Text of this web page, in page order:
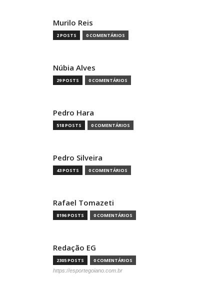
Murilo Reis
2 POSTS 0 COMENTÁRIOS
Núbia Alves
29 POSTS 0 COMENTÁRIOS
Pedro Hara
518 POSTS 0 COMENTÁRIOS
Pedro Silveira
43 POSTS 0 COMENTÁRIOS
Rafael Tomazeti
8196 POSTS 0 COMENTÁRIOS
Redação EG
2305 POSTS 0 COMENTÁRIOS
https://esportegoiano.com.br